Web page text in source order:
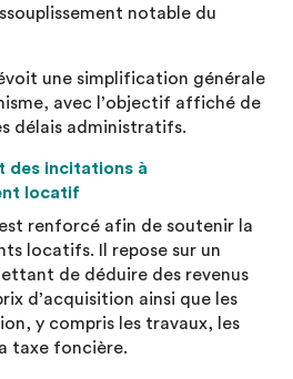
notable du
une simplification générale
avec l’objectif affiché de
délais administratifs.
des incitations à
locatif
renforcé afin de soutenir la
locatifs. Il repose sur un
de déduire des revenus
d’acquisition ainsi que les
y compris les travaux, les
taxe foncière.